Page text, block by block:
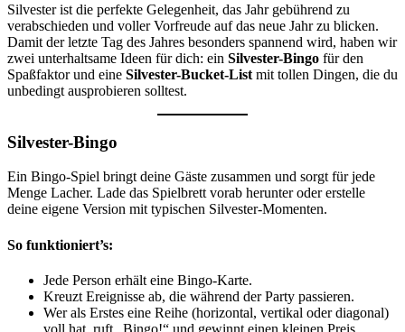
Silvester ist die perfekte Gelegenheit, das Jahr gebührend zu
verabschieden und voller Vorfreude auf das neue Jahr zu blicken.
Damit der letzte Tag des Jahres besonders spannend wird, haben wir
zwei unterhaltsame Ideen für dich: ein Silvester-Bingo für den
Spaßfaktor und eine Silvester-Bucket-List mit tollen Dingen, die du
unbedingt ausprobieren solltest.
Silvester-Bingo
Ein Bingo-Spiel bringt deine Gäste zusammen und sorgt für jede
Menge Lacher. Lade das Spielbrett vorab herunter oder erstelle
deine eigene Version mit typischen Silvester-Momenten.
So funktioniert’s:
Jede Person erhält eine Bingo-Karte.
Kreuzt Ereignisse ab, die während der Party passieren.
Wer als Erstes eine Reihe (horizontal, vertikal oder diagonal)
voll hat, ruft „Bingo!“ und gewinnt einen kleinen Preis.